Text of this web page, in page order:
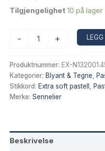
Tilgjengelighet 10 på lager
-
tørrpastell
–
Carmine
Brown
45
+
Produktnummer: EX-
Kategorier: Blyant & Tegne
Stikkord: Extra soft pastell
Merke: Sennelier
Beskrivelse